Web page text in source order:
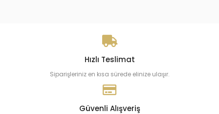
Hızlı Teslimat
Siparişleriniz en kısa sürede elinize ulaşır.
Güvenli Alışveriş